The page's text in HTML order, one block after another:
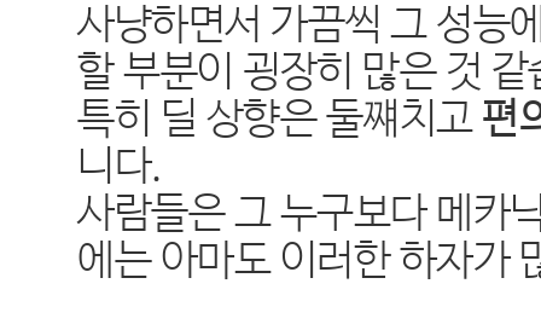
사냥하면서 가끔씩 그 성능
할 부분이 굉장히 많은 것
특히 딜 상향은 둘쨰치고 편
니다.
사람들은 그 누구보다 메카
에는 아마도 이러한 하자가